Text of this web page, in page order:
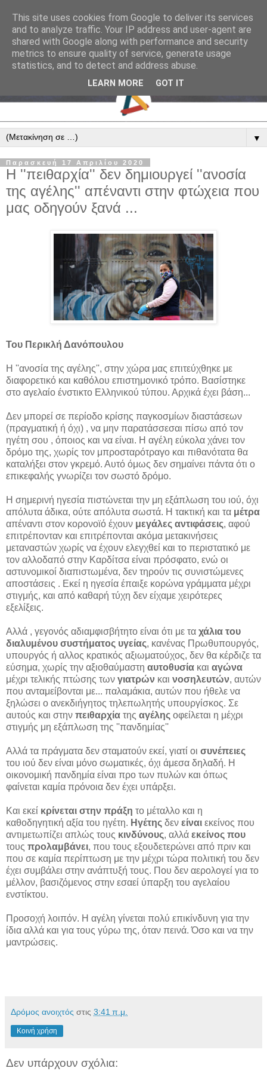
▼
Παρασκευή 17 Απριλίου 2020
Η ''πειθαρχία'' δεν δημιουργεί ''ανοσία
της αγέλης'' απέναντι στην φτώχεια που
μας οδηγούν ξανά ...
Του Περικλή Δανόπουλου
Η ''ανοσία της αγέλης'', στην χώρα μας επιτεύχθηκε με
διαφορετικό και καθόλου επιστημονικό τρόπο. Βασίστηκε
στο αγελαίο ένστικτο Ελληνικού τύπου. Αρχικά έχει βάση...
Δεν μπορεί σε περίοδο κρίσης παγκοσμίων διαστάσεων
(πραγματική ή όχι) , να μην παρατάσσεσαι πίσω από τον
ηγέτη σου , όποιος και να είναι. Η αγέλη εύκολα χάνει τον
δρόμο της, χωρίς τον μπροσταρότραγο και πιθανότατα θα
καταλήξει στον γκρεμό. Αυτό όμως δεν σημαίνει πάντα ότι ο
επικεφαλής γνωρίζει τον σωστό δρόμο.
Η σημερινή ηγεσία πιστώνεται την μη εξάπλωση του ιού, όχι
απόλυτα άδικα, ούτε απόλυτα σωστά. Η τακτική και τα μέτρα
απέναντι στον κορονοϊό έχουν μεγάλες αντιφάσεις, αφού
επιτρέπονταν και επιτρέπονται ακόμα μετακινήσεις
μεταναστών χωρίς να έχουν ελεγχθεί και το περιστατικό με
τον αλλοδαπό στην Καρδίτσα είναι πρόσφατο, ενώ οι
αστυνομικοί διαπιστωμένα, δεν τηρούν τις συνιστώμενες
αποστάσεις . Εκεί η ηγεσία έπαιξε κορώνα γράμματα μέχρι
στιγμής, και από καθαρή τύχη δεν είχαμε χειρότερες
εξελίξεις.
Αλλά , γεγονός αδιαμφισβήτητο είναι ότι με τα χάλια του
διαλυμένου συστήματος υγείας, κανένας Πρωθυπουργός,
υπουργός ή αλλος κρατικός αξιωματούχος, δεν θα κέρδιζε τα
εύσημα, χωρίς την αξιοθαύμαστη αυτοθυσία και αγώνα
μέχρι τελικής πτώσης των γιατρών και νοσηλευτών, αυτών
που ανταμείβονται με... παλαμάκια, αυτών που ήθελε να
ξηλώσει ο ανεκδιήγητος τηλεπωλητής υπουργίσκος. Σε
αυτούς και στην πειθαρχία της αγέλης οφείλεται η μέχρι
στιγμής μη εξάπλωση της ''πανδημίας''
Αλλά τα πράγματα δεν σταματούν εκεί, γιατί οι συνέπειες
του ιού δεν είναι μόνο σωματικές, όχι άμεσα δηλαδή. Η
οικονομική πανδημία είναι προ των πυλών και όπως
φαίνεται καμία πρόνοια δεν έχει υπάρξει.
Και εκεί κρίνεται στην πράξη το μέταλλο και η
καθοδηγητική αξία του ηγέτη. Ηγέτης δεν είναι εκείνος που
αντιμετωπίζει απλώς τους κινδύνους, αλλά εκείνος που
τους προλαμβάνει, που τους εξουδετερώνει από πριν και
που σε καμία περίπτωση με την μέχρι τώρα πολιτική του δεν
έχει συμβάλει στην ανάπτυξή τους. Που δεν αερολογεί για το
μέλλον, βασιζόμενος στην εσαεί ύπαρξη του αγελαίου
ενστίκτου.
Προσοχή λοιπόν. Η αγέλη γίνεται πολύ επικίνδυνη για την
ίδια αλλά και για τους γύρω της, όταν πεινά. Όσο και να την
μαντρώσεις.
Δρόμος ανοιχτός στις 3:41 π.μ.
Κοινή χρήση
Δεν υπάρχουν σχόλια:
This site uses cookies from Google to deliver its services
and to analyze traffic. Your IP address and user-agent are
shared with Google along with performance and security
metrics to ensure quality of service, generate usage
statistics, and to detect and address abuse.
LEARN MORE GOT IT